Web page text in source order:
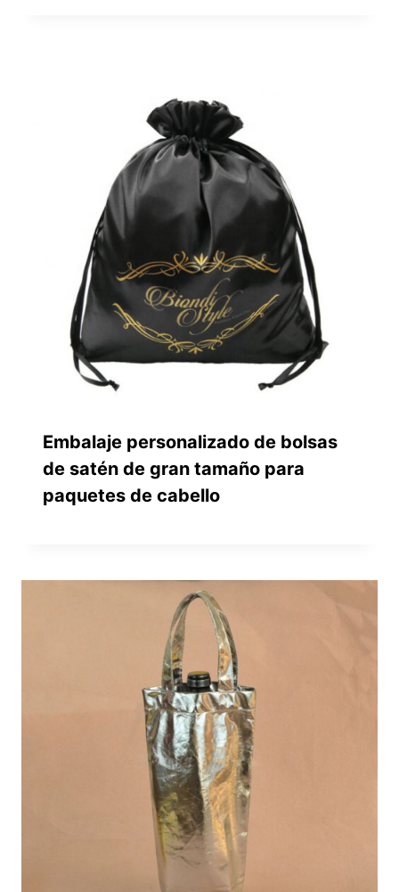
Embalaje personalizado de bolsas
de satén de gran tamaño para
paquetes de cabello